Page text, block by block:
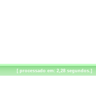
[ processado em: 2,28 segundos.]